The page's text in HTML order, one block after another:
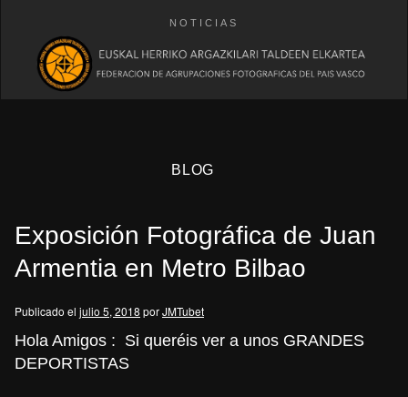
NOTICIAS
BLOG
Exposición Fotográfica de Juan
Armentia en Metro Bilbao
Publicado el julio 5, 2018 porJMTubet
Hola Amigos : Si queréis ver a unos GRANDES
DEPORTISTAS